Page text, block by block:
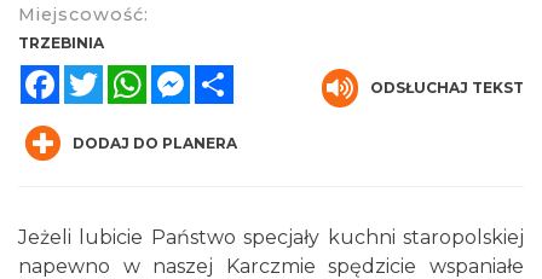
Miejscowość:
TRZEBINIA
FacebookTwitterWhatsAppMessenger
ODSŁUCHAJ TEKST
DODAJ DO PLANERA
Jeżeli lubicie Państwo specjały kuchni staropolskiej
napewno w naszej Karczmie spędzicie wspaniałe